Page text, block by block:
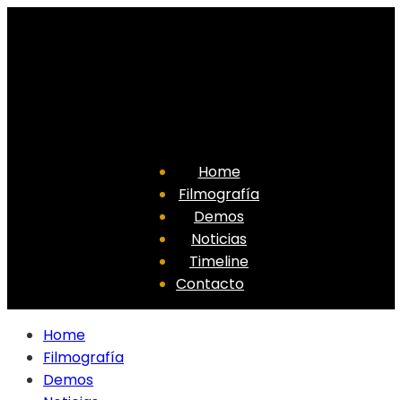
Home
Filmografía
Demos
Noticias
Timeline
Contacto
Home
Filmografía
Demos